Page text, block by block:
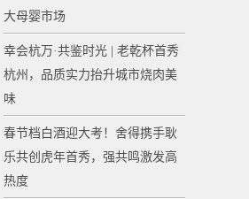
大母婴市场
幸会杭万·共鉴时光 | 老乾杯首秀
杭州，品质实力抬升城市烧肉美
味
春节档白酒迎大考！舍得携手耿
乐共创虎年首秀，强共鸣激发高
热度